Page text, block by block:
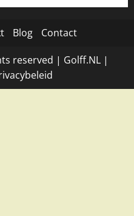
Blog Contact
reserved | Golff.NL|